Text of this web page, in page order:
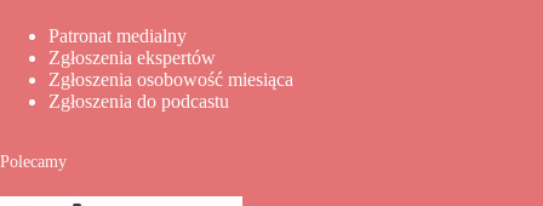
Patronat medialny
Zgłoszenia ekspertów
Zgłoszenia osobowość miesiąca
Zgłoszenia do podcastu
Polecamy